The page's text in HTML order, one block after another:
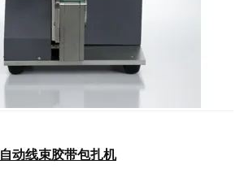
自动线束胶带包扎机